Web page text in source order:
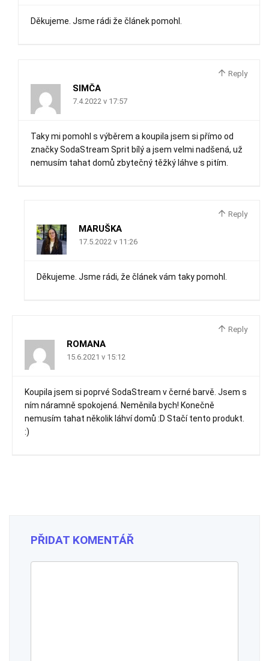
Děkujeme. Jsme rádi že článek pomohl.
Reply
SIMČA
7.4.2022 v 17:57
Taky mi pomohl s výběrem a koupila jsem si přímo od
značky SodaStream Sprit bílý a jsem velmi nadšená, už
nemusím tahat domů zbytečný těžký láhve s pitím.
Reply
MARUŠKA
17.5.2022 v 11:26
Děkujeme. Jsme rádi, že článek vám taky pomohl.
Reply
ROMANA
15.6.2021 v 15:12
Koupila jsem si poprvé SodaStream v černé barvě. Jsem s
ním náramně spokojená. Neměnila bych! Konečně
nemusím tahat několik láhví domů :D Stačí tento produkt.
:)
PŘIDAT KOMENTÁŘ